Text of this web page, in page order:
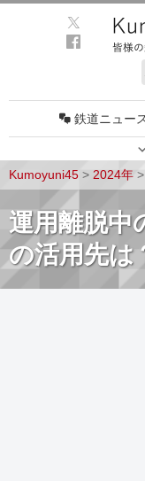
鉄道ニュー
車両技術
ルール
Kumoyuni45 > 2024年 >
運用離脱中
の活用先は